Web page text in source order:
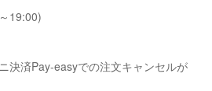
19:00)
決済Pay-easyでの注文キャンセルが